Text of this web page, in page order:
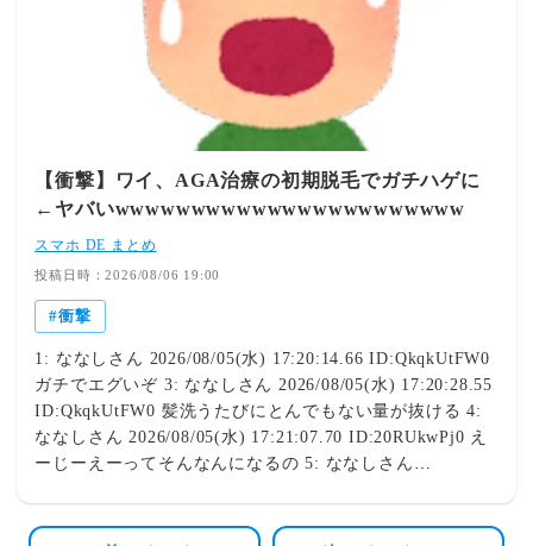
けどじっくり話してみたら、私の伯母の彼氏の娘という、
とんでもなく関係のない人だった。「こちらに行く用事が
あると言ったら、Ｂさん（伯母）から、ここはＢさんとＢ
娘さんが時々使うだけの別宅だから、ホテル代わりにして
いいと言われた。鍵も預かったのですが・・・」と、Ａさ
んは言うけど、まさかそんなことはありえない。伯母は
昔、色々やらかして警察沙汰を起こして前科までついてい
る人なので、今は親戚付合いも皆無。そんな人がなんでう
ちの鍵持ってんだよ！とびっくりした。その日はもう３泊
目だったらしいけど、Ａさん自身は常識的な人だったみた
いで、かなり綺麗に使ってもらってたので、問題は全くな
かった。別宅なのに、冷蔵庫の中身がそこそこあったので
「？」とは思ったらしいが、伯母に電話しても適当に流さ
れたらしい。空き部屋もいくつかあったし、客用の布団
（実家に置ききれなくて預かってた）もたくさんあったの
で、彼女はその中の一つを使っていたみたい。リビングと
台所を除き、私がメインで使っていた部屋には入った形跡
もなかった。とりあえずその日はもう遅かったので、Ａさ
には申し訳なかったが、友人とＡさんが同じ資格の勉強中
だったとかで、やたらと仲良くなってたｗ387 :名無しさん
【衝撃】ワイ、AGA治療の初期脱毛でガチハゲに
←ヤバいwwwwwwwwwwwwwwwwwwwwwww
スマホ DE まとめ
投稿日時：2026/08/06 19:00
衝撃
1: ななしさん 2026/08/05(水) 17:20:14.66 ID:QkqkUtFW0
ガチでエグいぞ 3: ななしさん 2026/08/05(水) 17:20:28.55
ID:QkqkUtFW0 髪洗うたびにとんでもない量が抜ける 4:
ななしさん 2026/08/05(水) 17:21:07.70 ID:20RUkwPj0 え
ーじーえーってそんなんになるの 5: ななしさん
辞めたら今の状態になる呪いの治療や 6: ななしさん